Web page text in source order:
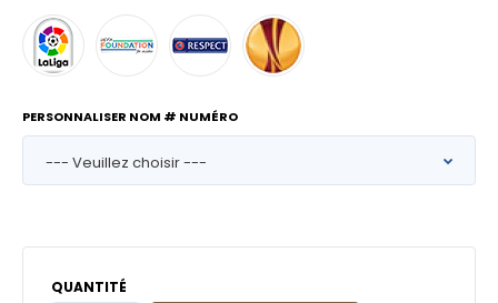
PERSONNALISER NOM # NUMÉRO
QUANTITÉ